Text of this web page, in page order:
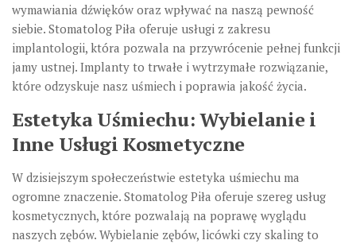
wymawiania dźwięków oraz wpływać na naszą pewność
siebie. Stomatolog Piła oferuje usługi z zakresu
implantologii, która pozwala na przywrócenie pełnej funkcji
jamy ustnej. Implanty to trwałe i wytrzymałe rozwiązanie,
które odzyskuje nasz uśmiech i poprawia jakość życia.
Estetyka Uśmiechu: Wybielanie i
Inne Usługi Kosmetyczne
W dzisiejszym społeczeństwie estetyka uśmiechu ma
ogromne znaczenie. Stomatolog Piła oferuje szereg usług
kosmetycznych, które pozwalają na poprawę wyglądu
naszych zębów. Wybielanie zębów, licówki czy skaling to